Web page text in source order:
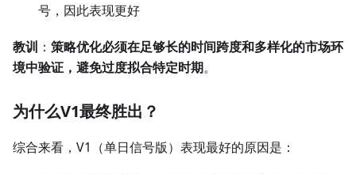
号，因此表现更好
教训 ： 策略优化必须在足够长的时间跨度和多样化的市场环
境中验证，避免过度拟合特定时期。
为什么V1最终胜出？
综合来看，V1（单日信号版）表现最好的原因是：